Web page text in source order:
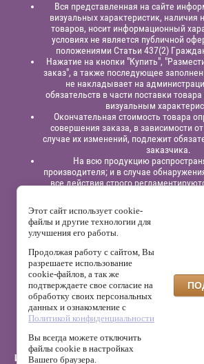
Вся представленная на сайте
визуальных характеристик, наличия
товаров, носит информационный
условиях не является публичной
положениями Статьи 437(2)
Нажатие на кнопки "Купить",
заказ", а также последующее
не накладывает на
обязательств в части поставки
визуальным
Окончательная стоимость товара
совершения заказа, в зависимости
случае их изменений, подлежит
заказчика.
На всю продукцию
производителя; и в случае
все действия строго
Юридическая информация:
предпринимательПавлинов Антон
525863414200,
р/сч: 40802810129120000332
“Альфа - Банк”, к/с:
На сайте используется сервис веб-
который может собирать файлы cookie и
посетителей. Данные
соответствии с его политикой
Администрация сайта не использует
собственной обработки
Интернет-магазин матрасов, кроватей,
Этот сайт использует cookie-
файлы и другие технологии для
улучшения его работы.
Продолжая работу с сайтом, Вы
разрешаете использование
cookie-файлов, а так же
подтверждаете свое согласие на
обработку своих персональных
данных и ознакомление с
Политикой конфиденциальности
Вы всегда можете отключить
файлы cookie в настройках
Вашего браузера.